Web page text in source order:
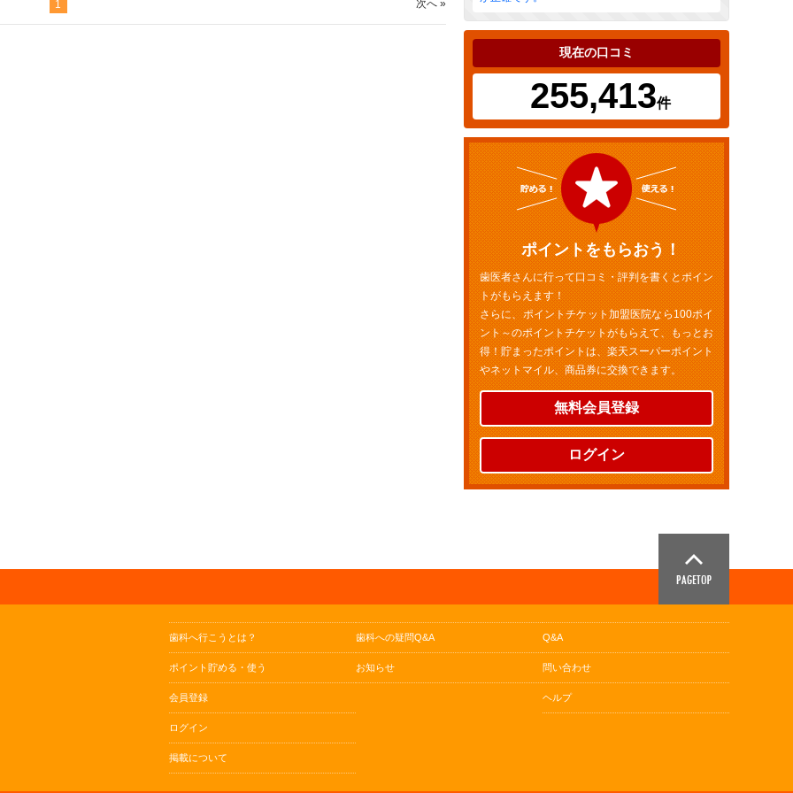
1 次へ »
現在の口コミ
255,413件
ポイントをもらおう！
歯医者さんに行って口コミ・評判を書くとポイン
トがもらえます！
さらに、ポイントチケット加盟医院なら100ポイ
ント～のポイントチケットがもらえて、もっとお
得！貯まったポイントは、楽天スーパーポイント
やネットマイル、商品券に交換できます。
無料会員登録
ログイン
歯科へ行こうとは？
ポイント貯める・使う
会員登録
ログイン
掲載について
歯科への疑問Q&A
お知らせ
Q&A
問い合わせ
ヘルプ